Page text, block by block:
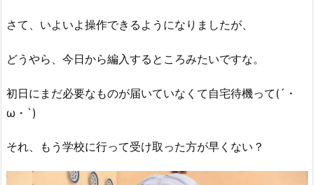
さて、いよいよ操作できるようになりましたが、
どうやら、今日から編入するところみたいですな。
初日にまだ必要なものが届いていなくて自宅待機って(´・
ω・`)
それ、もう学校に行って受け取った方が早くない？